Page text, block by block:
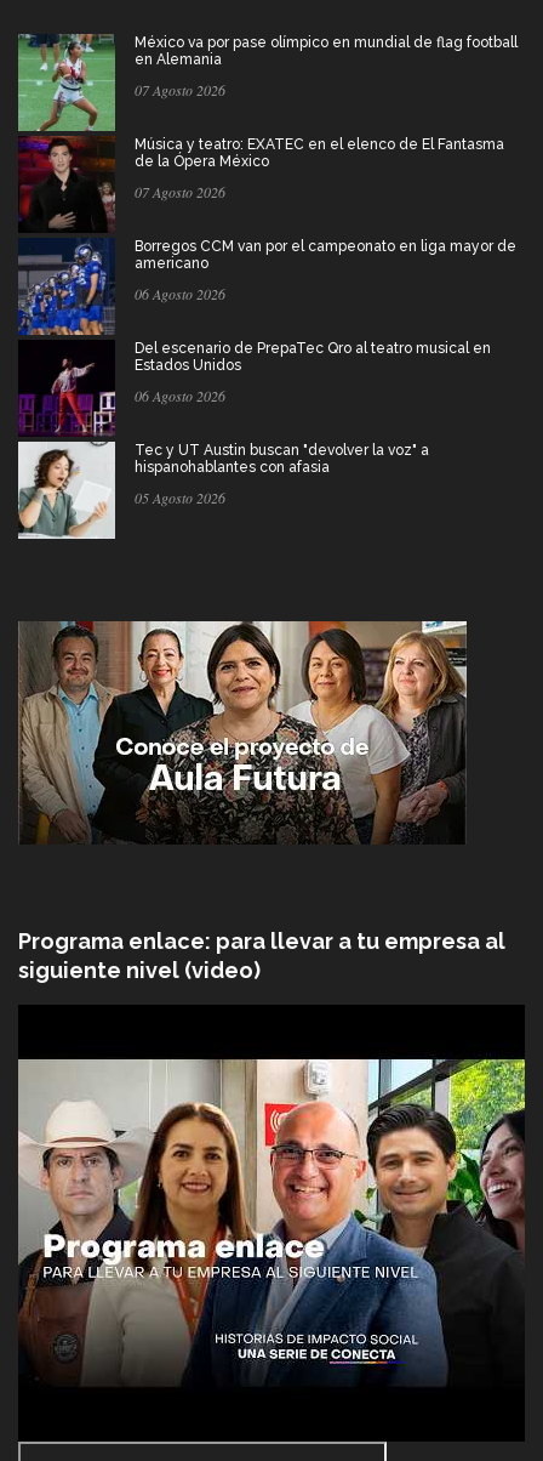
México va por pase olímpico en mundial de flag football
en Alemania
07 Agosto 2026
Música y teatro: EXATEC en el elenco de El Fantasma
de la Ópera México
07 Agosto 2026
Borregos CCM van por el campeonato en liga mayor de
americano
06 Agosto 2026
Del escenario de PrepaTec Qro al teatro musical en
Estados Unidos
06 Agosto 2026
Tec y UT Austin buscan "devolver la voz" a
hispanohablantes con afasia
05 Agosto 2026
Programa enlace: para llevar a tu empresa al
siguiente nivel (video)